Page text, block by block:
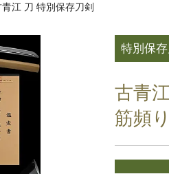
青江 刀 特別保存刀剣
特別保存
古青
筋頻